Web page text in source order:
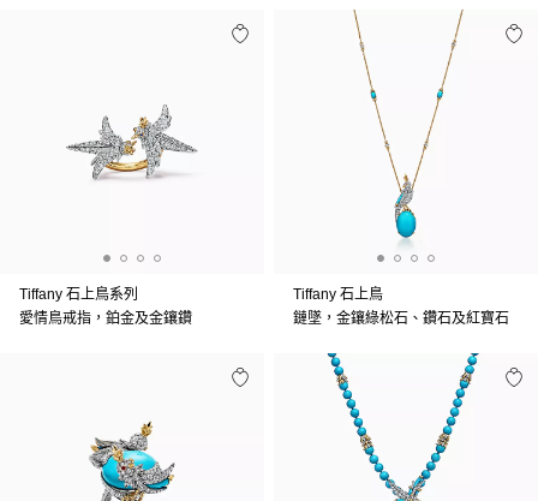
Tiffany 石上鳥系列
愛情鳥戒指，鉑金及金鑲鑽
Tiffany 石上鳥
鏈墜，金鑲綠松石、鑽石及紅寶石